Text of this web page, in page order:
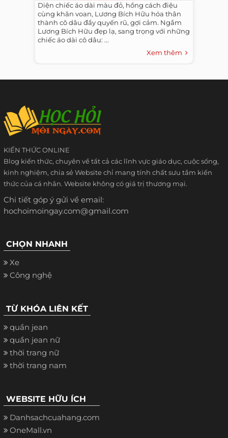
Diện chiếc áo dài màu đỏ, hồng cách điệu
cùng khăn voan, Lương Bích Hữu hóa thân
thành cô dâu đầy quyến rũ, gợi cảm. Ngắm
Lương Bích Hữu đẹp lạ, sang trọng với những
chiếc áo dài cô dâu: ...
Xem thêm
KIẾN THỨC ONLINE
Blog kiến thức, chuyên về tất cả các lĩnh vực giáo dục, cuộc sống,
kinh nghiệm, chia sẻ Website chỉ mang tính chất sưu tầm kiến
thức của cá nhân. Website không có giá trị thương mại.
Chi tiết góp ý gửi về email:
hochoimoingay.com@gmail.com
CHỌN NHANH
Xe
Công nghệ
TỪ KHÓA LIÊN KẾT
quần jean
quần jean nữ
thời trang nữ
thời trang nam
WEBSITE HỮU ÍCH
Danhsachcuahang.com
OneMall.vn